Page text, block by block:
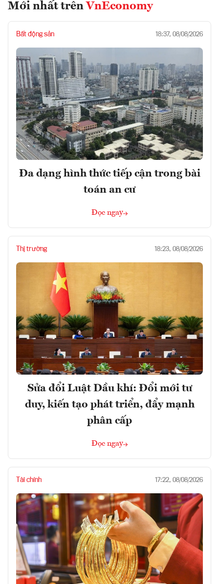
Mới nhất trên VnEconomy
Bất động sản 18:37, 08/08/2026
Đa dạng hình thức tiếp cận trong bài
toán an cư
Đọc ngay
Thị trường 18:23, 08/08/2026
Sửa đổi Luật Dầu khí: Đổi mới tư
duy, kiến tạo phát triển, đẩy mạnh
phân cấp
Đọc ngay
Tài chính 17:22, 08/08/2026